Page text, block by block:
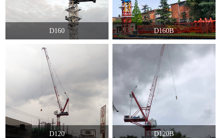
D160 D160B
D120 D120B